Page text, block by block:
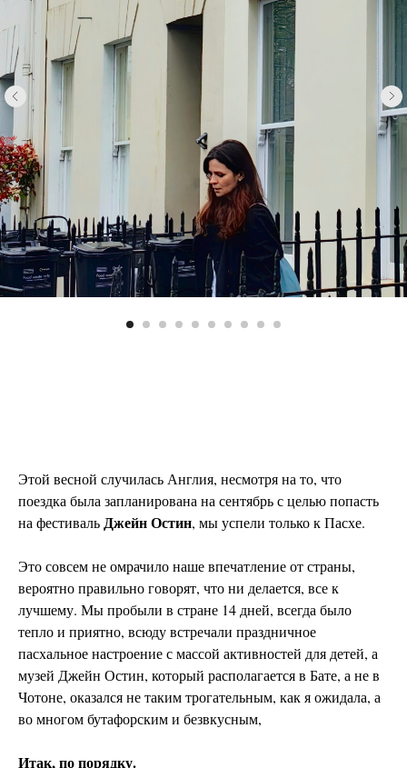
Этой весной случилась Англия, несмотря на то, что
поездка была запланирована на сентябрь с целью попасть
на фестивальДжейн Остин, мы успели только к Пасхе.
Это совсем не омрачило наше впечатление от страны,
вероятно правильно говорят, что ни делается, все к
лучшему. Мы пробыли в стране 14 дней, всегда было
тепло и приятно, всюду встречали праздничное
пасхальное настроение с массой активностей для детей, а
музей Джейн Остин, который располагается в Бате, а не в
Чотоне, оказался не таким трогательным, как я ожидала, а
во многом бутафорским и безвкусным,
Итак, по порядку.